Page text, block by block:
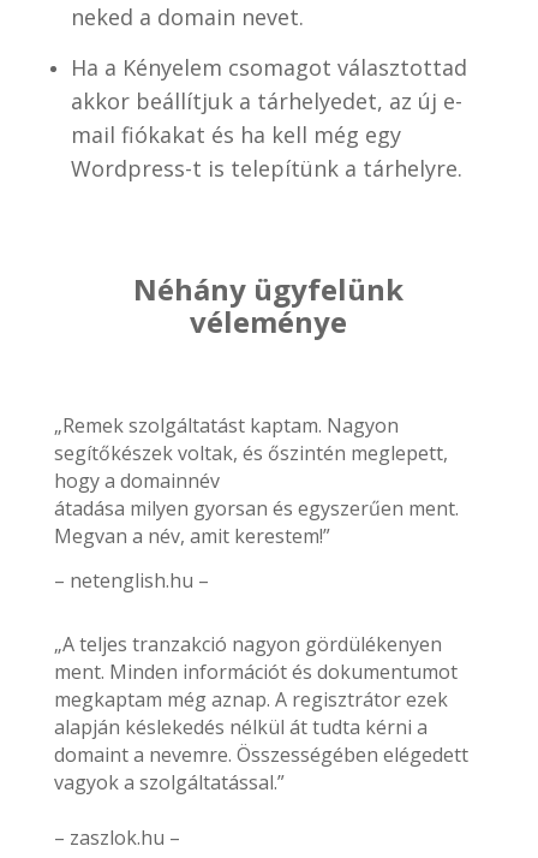
neked a domain nevet.
Ha a Kényelem csomagot választottad
akkor beállítjuk a tárhelyedet, az új e-
mail fiókakat és ha kell még egy
Wordpress-t is telepítünk a tárhelyre.
Néhány ügyfelünk
véleménye
„Remek szolgáltatást kaptam. Nagyon
segítőkészek voltak, és őszintén meglepett,
hogy a domainnév
átadása milyen gyorsan és egyszerűen ment.
Megvan a név, amit kerestem!”
– netenglish.hu –
„A teljes tranzakció nagyon gördülékenyen
ment. Minden információt és dokumentumot
megkaptam még aznap. A regisztrátor ezek
alapján késlekedés nélkül át tudta kérni a
domaint a nevemre. Összességében elégedett
vagyok a szolgáltatással.”
– zaszlok.hu –